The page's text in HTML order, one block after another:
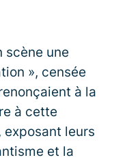
scène une
», censée
à la
à cette
leurs
et la